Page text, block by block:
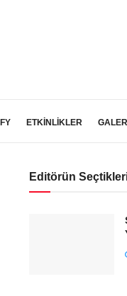
ETKİNLİKLER
Editörün